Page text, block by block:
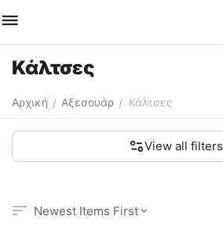
Κάλτσες
Αρχική / Αξεσουάρ / Κάλτσες
View all filters
Newest Items First